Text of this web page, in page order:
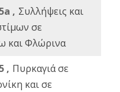
, Συλλήψεις και
σε
και Φλώρινα
, Πυρκαγιά σε
και σε